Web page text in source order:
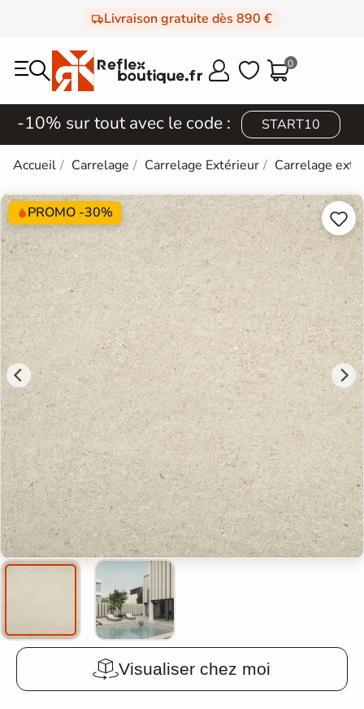
Livraison gratuite dès 890 €
  0
-10% sur tout avec le code : START10
Accueil Carrelage Carrelage Extérieur Carrelage
PROMO -30% 

Visualiser chez moi